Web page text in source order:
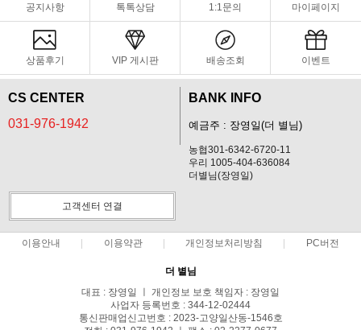
공지사항 톡톡상담 1:1문의 마이페이지
상품후기 VIP 게시판 배송조회 이벤트
CS CENTER
031-976-1942
BANK INFO
예금주 : 장영일(더 별님)
농협301-6342-6720-11
우리 1005-404-636084
더별님(장영일)
고객센터 연결
이용안내 이용약관 개인정보처리방침 PC버전
더 별님
대표 : 장영일 ㅣ 개인정보 보호 책임자 : 장영일
사업자 등록번호 : 344-12-02444
통신판매업신고번호 : 2023-고양일산동-1546호